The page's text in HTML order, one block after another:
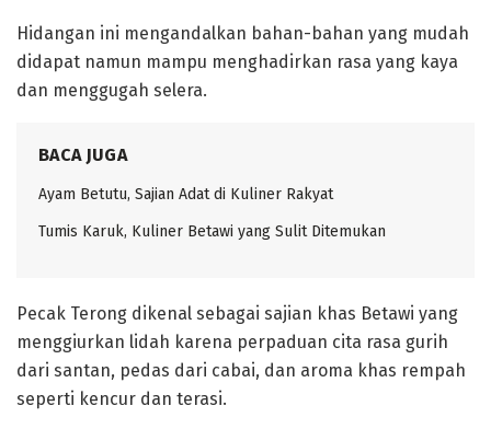
‎Hidangan ini mengandalkan bahan-bahan yang mudah
didapat namun mampu menghadirkan rasa yang kaya
dan menggugah selera.
BACA JUGA
Ayam Betutu, Sajian Adat di Kuliner Rakyat ‎
Tumis Karuk, Kuliner Betawi yang Sulit Ditemukan ‎
‎Pecak Terong dikenal sebagai sajian khas Betawi yang
menggiurkan lidah karena perpaduan cita rasa gurih
dari santan, pedas dari cabai, dan aroma khas rempah
seperti kencur dan terasi.